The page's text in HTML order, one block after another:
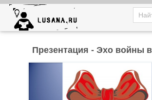
Презентация - Эхо войны